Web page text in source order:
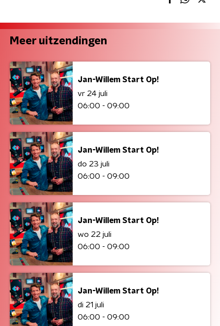
Meer uitzendingen
Jan-Willem Start Op!
vr 24 juli
06:00 - 09:00
Jan-Willem Start Op!
do 23 juli
06:00 - 09:00
Jan-Willem Start Op!
wo 22 juli
06:00 - 09:00
Jan-Willem Start Op!
di 21 juli
06:00 - 09:00